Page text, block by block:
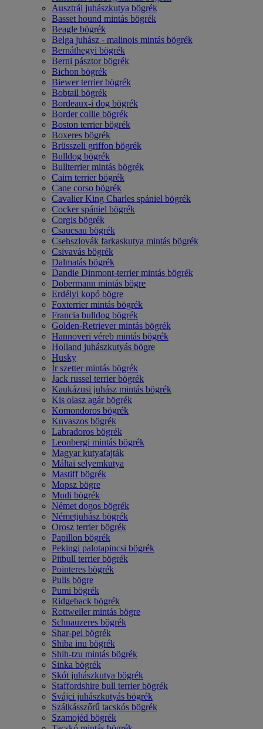
Ausztrál juhászkutya bögrék
Basset hound mintás bögrék
Beagle bögrék
Belga juhász - malinois mintás bögrék
Bernáthegyi bögrék
Berni pásztor bögrék
Bichon bögrék
Biewer terrier bögrék
Bobtail bögrék
Bordeaux-i dog bögrék
Border collie bögrék
Boston terrier bögrék
Boxeres bögrék
Brüsszeli griffon bögrék
Bulldog bögrék
Bullterrier mintás bögrék
Cairn terrier bögrék
Cane corso bögrék
Cavalier King Charles spániel bögrék
Cocker spániel bögrék
Corgis bögrék
Csaucsau bögrék
Csehszlovák farkaskutya mintás bögrék
Csivavás bögrék
Dalmatás bögrék
Dandie Dinmont-terrier mintás bögrék
Dobermann mintás bögre
Erdélyi kopó bögre
Foxterrier mintás bögrék
Francia bulldog bögrék
Golden-Retriever mintás bögrék
Hannoveri véreb mintás bögrék
Holland juhászkutyás bögre
Husky
Ír szetter mintás bögrék
Jack russel terrier bögrék
Kaukázusi juhász mintás bögrék
Kis olasz agár bögrék
Komondoros bögrék
Kuvaszos bögrék
Labradoros bögrék
Leonbergi mintás bögrék
Magyar kutyafajták
Máltai selyemkutya
Mastiff bögrék
Mopsz bögre
Mudi bögrék
Német dogos bögrék
Németjuhász bögrék
Orosz terrier bögrék
Papillon bögrék
Pekingi palotapincsi bögrék
Pitbull terrier bögrék
Pointeres bögrék
Pulis bögre
Pumi bögrék
Ridgeback bögrék
Rottweiler mintás bögre
Schnauzeres bögrék
Shar-pei bögrék
Shiba inu bögrék
Shih-tzu mintás bögrék
Sinka bögrék
Skót juhászkutya bögrék
Staffordshire bull terrier bögrék
Svájci juhászkutyás bögrék
Szálkásszőrű tacskós bögrék
Szamojéd bögrék